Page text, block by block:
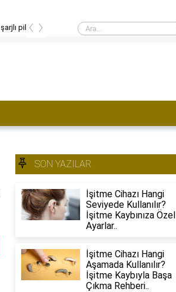
1 kulağı duymayan ehliyet alabilir mi?
‹ ›
SON YAZILAR
İşitme Cihazı Hangi
Seviyede Kullanılır?
İşitme Kaybınıza Özel
Ayarlar..
İşitme Cihazı Hangi
Aşamada Kullanılır?
İşitme Kaybıyla Başa
Çıkma Rehberi..